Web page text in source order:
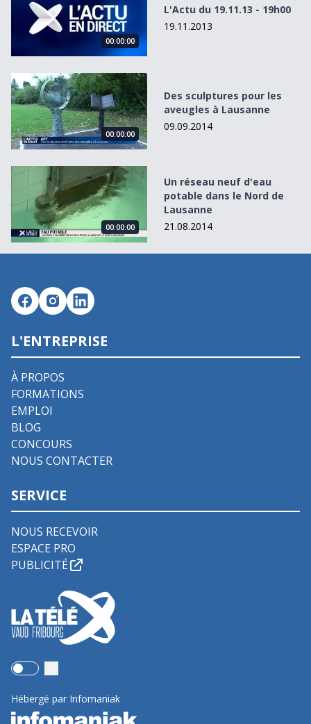
00:00:00
L'Actu du 19.11.13 - 19h00
19.11.2013
Des sculptures pour les aveugles à Lausanne
00:00:00
Des sculptures pour les
aveugles à Lausanne
09.09.2014
Un réseau neuf d&#039;eau potable dans le Nord de
00:00:00
Un réseau neuf d'eau
potable dans le Nord de
Lausanne
21.08.2014
L'ENTREPRISE
À PROPOS
FORMATIONS
EMPLOI
BLOG
CONCOURS
NOUS CONTACTER
SERVICE
NOUS RECEVOIR
ESPACE PRO
PUBLICITÉ
Use setting
Hébergé par Infomaniak